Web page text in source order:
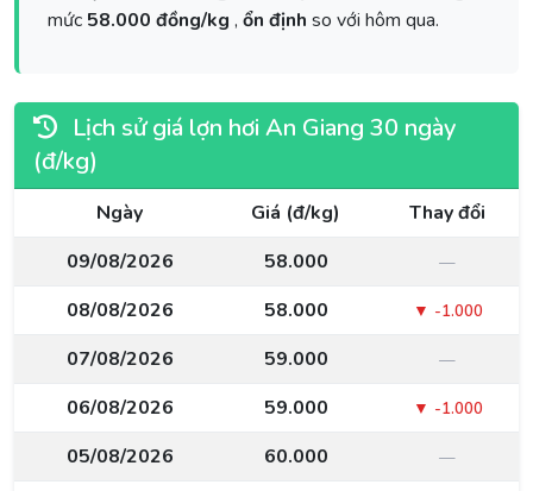
mức 58.000 đồng/kg , ổn định so với hôm qua.
Lịch sử giá lợn hơi An Giang 30 ngày
(đ/kg)
Ngày Giá (đ/kg)
Thay đổi
09/08/2026
58.000 —
08/08/2026 58.000 ▼ -1.000
07/08/2026 59.000 —
06/08/2026 59.000 ▼ -1.000
05/08/2026 60.000 —